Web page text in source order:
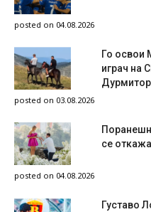
posted on 04.08.2026
Го освои
играч на
posted on 03.08.2026
се
posted on 04.08.2026
Густаво